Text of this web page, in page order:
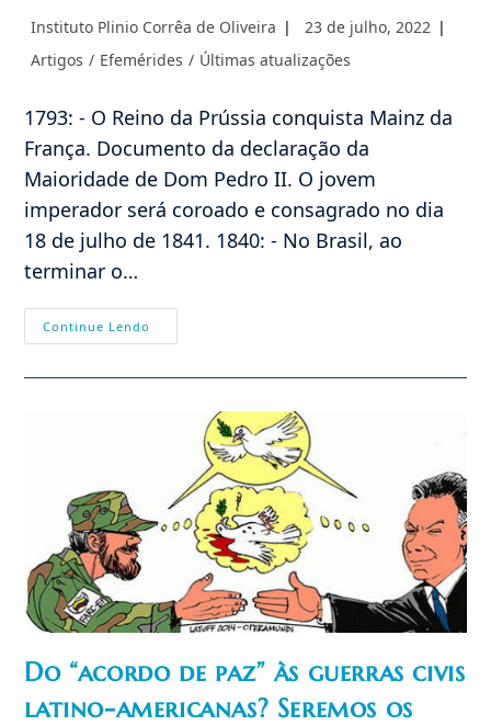
Autor
post:
Instituto Plinio Corrêa de Oliveira
Post
23 de julho, 2022
Categoria
Artigos / Efemérides / Últimas atualizações
1793: - O Reino da Prússia conquista Mainz da
França. Documento da declaração da
Maioridade de Dom Pedro II. O jovem
imperador será coroado e consagrado no dia
18 de julho de 1841. 1840: - No Brasil, ao
terminar o…
Continue Lendo
–
Do “acordo de paz” às guerras civis
latino-americanas? Seremos os